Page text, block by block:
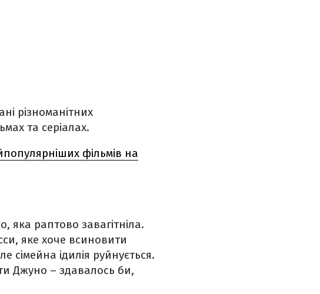
різноманітних
та серіалах.
фільмів на
яка раптово завагітніла.
яке хоче всиновити
сімейна ідилія руйнується.
Джуно – здавалось би,